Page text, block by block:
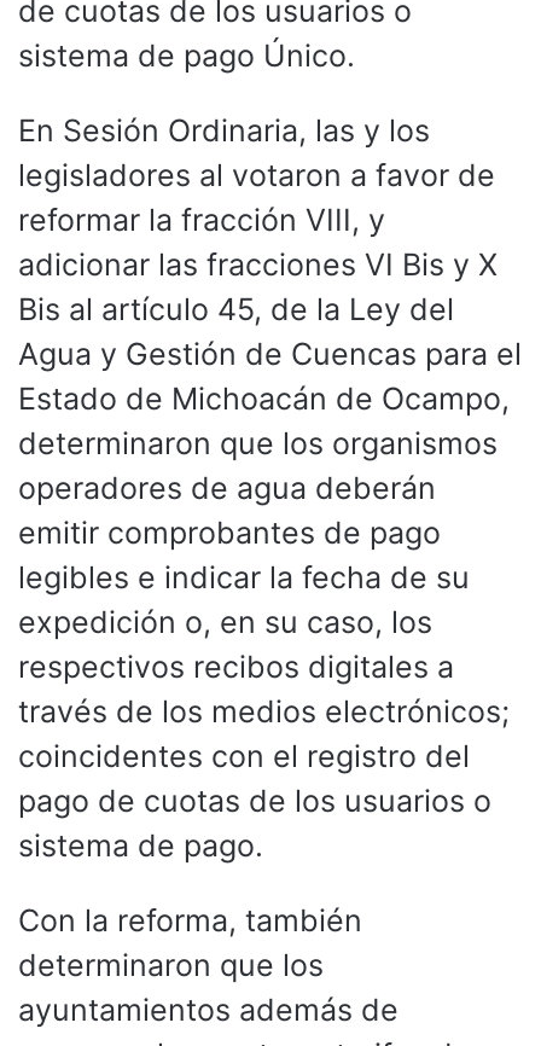
de cuotas de los usuarios o
sistema de pago Único.
En Sesión Ordinaria, las y los
legisladores al votaron a favor de
reformar la fracción VIII, y
adicionar las fracciones VI Bis y X
Bis al artículo 45, de la Ley del
Agua y Gestión de Cuencas para el
Estado de Michoacán de Ocampo,
determinaron que los organismos
operadores de agua deberán
emitir comprobantes de pago
legibles e indicar la fecha de su
expedición o, en su caso, los
respectivos recibos digitales a
través de los medios electrónicos;
coincidentes con el registro del
pago de cuotas de los usuarios o
sistema de pago.
Con la reforma, también
determinaron que los
ayuntamientos además de